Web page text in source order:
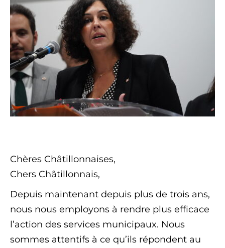
Chères Châtillonnaises,
Chers Châtillonnais,
Depuis maintenant depuis plus de trois ans,
nous nous employons à rendre plus efficace
l’action des services municipaux. Nous
sommes attentifs à ce qu’ils répondent au